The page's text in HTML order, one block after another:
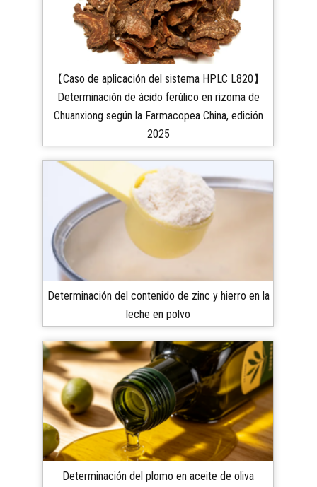
【Caso de aplicación del sistema HPLC L820】
Determinación de ácido ferúlico en rizoma de
Chuanxiong según la Farmacopea China, edición
2025
Determinación del contenido de zinc y hierro en la
leche en polvo
Determinación del plomo en aceite de oliva